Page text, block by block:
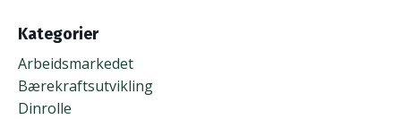
Kategorier
Arbeidsmarkedet
Bærekraftsutvikling
Dinrolle